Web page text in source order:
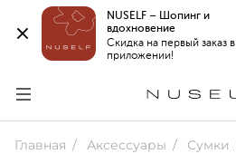
NUSELF – Шопинг и
вдохновение
Скидка на первый заказ в
приложении!
Главная Аксессуары Сумки